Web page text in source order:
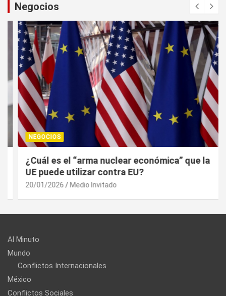
Negocios
NEGOCIOS
¿Cuál es el “arma nuclear económica” que la
UE puede utilizar contra EU?
20/01/2026 Medio Invitado
Al Minuto
Mundo
Conflictos Internacionales
México
Conflictos Sociales